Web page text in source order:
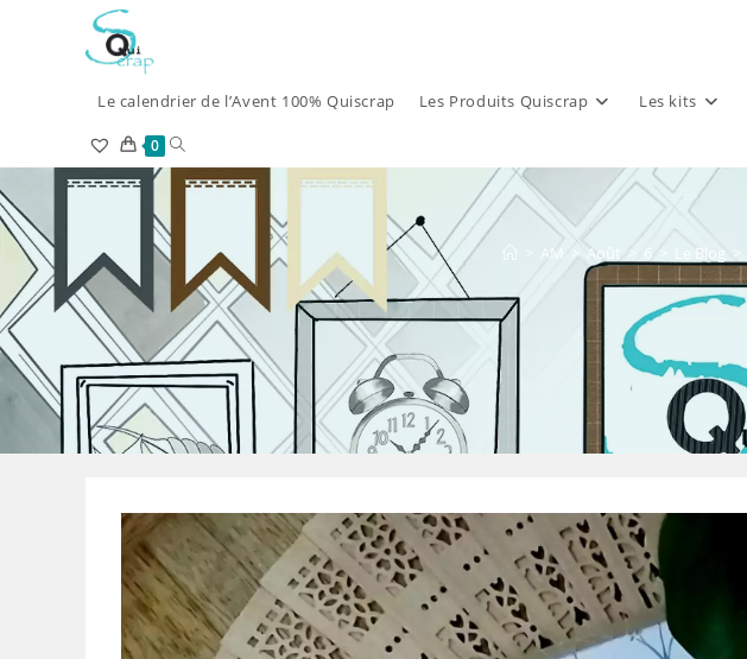
Le calendrier de l’Avent 100% Quiscrap Les Produits Quiscrap Les kits
0 Toggle
website
search
> AM > Août > 6 > Le Blog >